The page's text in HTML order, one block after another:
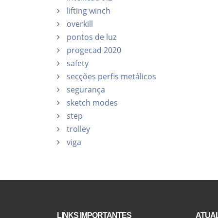
lifting winch
overkill
pontos de luz
progecad 2020
safety
secções perfis metálicos
segurança
sketch modes
step
trolley
viga
LINKS IMPORTANTES